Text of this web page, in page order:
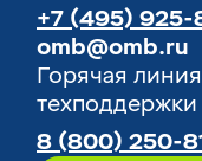
+7 (495) 925-
omb@omb.ru
Горячая линия
техподдержки
8 (800) 250-